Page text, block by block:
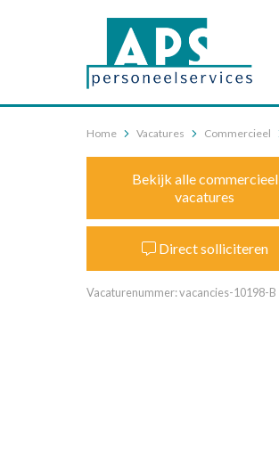
Home Vacatures Commercieel
Bekijk alle commercieel
vacatures
Direct solliciteren
Vacaturenummer: vacancies-10198-B